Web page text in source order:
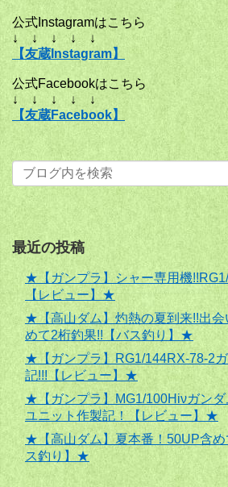
公式Instagramはこちら
↓ ↓ ↓ ↓ ↓
【友蔵Instagram】
公式Facebookはこちら
↓ ↓ ↓ ↓ ↓
【友蔵Facebook】
最近の投稿
★【ガンプラ】シャー専用機
【レビュー】★
★【高山ダム】灼熱の夏到来!!出
めて2桁釣果!!【バス釣り】★
★【ガンプラ】RG1/144RX-78-2
記!!!【レビュー】★
★【ガンプラ】MG1/100Hiνガン
ユニット作製記！【レビュー】★
★【高山ダム】夏本番！50UP含
ス釣り】★